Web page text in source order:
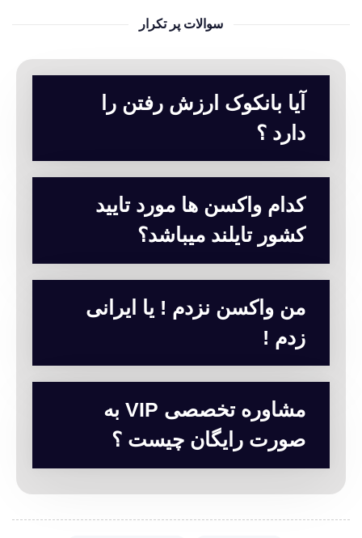
سوالات پر تکرار
آیا بانکوک ارزش رفتن را
دارد ؟
کدام واکسن ها مورد تایید
کشور تایلند میباشد؟
من واکسن نزدم ! یا ایرانی
زدم !
مشاوره تخصصی VIP به
صورت رایگان چیست ؟